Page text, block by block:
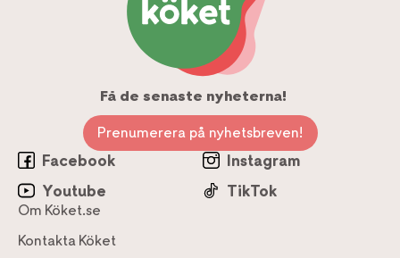
Få de senaste nyheterna!
Prenumerera på nyhetsbreven!
Facebook
Instagram
Youtube
TikTok
Om Köket.se
Kontakta Köket